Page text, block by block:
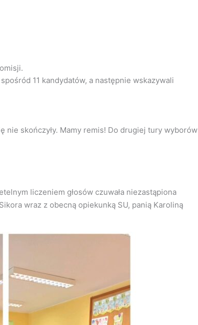
11 kandydatów, a następnie wskazywali
nie skończyły. Mamy remis! Do drugiej tury wyborów
liczeniem głosów czuwała niezastąpiona
wraz z obecną opiekunką SU, panią Karoliną